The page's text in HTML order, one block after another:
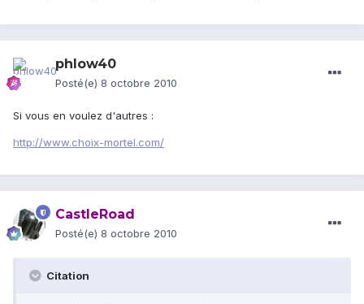
phlow40
Posté(e) 8 octobre 2010
Si vous en voulez d'autres :
http://www.choix-mortel.com/
CastleRoad
Posté(e) 8 octobre 2010
Citation